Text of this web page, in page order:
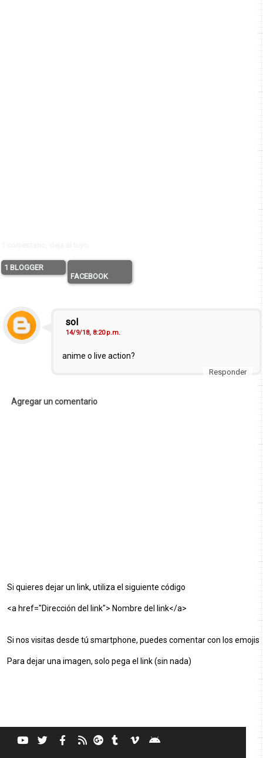
1 BLOGGER
FACEBOOK
sol
14/9/18, 8:20 p.m.
anime o live action?
Responder
Agregar un comentario
Si quieres dejar un link, utiliza el siguiente código
<a href="Dirección del link"> Nombre del link</a>
Si nos visitas desde tú smartphone, puedes comentar con los emojis
Para dejar una imagen, solo pega el link (sin nada)